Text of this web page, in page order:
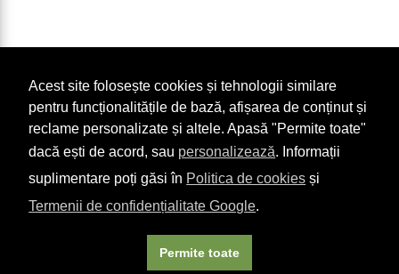
Acest site folosește cookies și tehnologii similare
pentru funcționalitățile de bază, afișarea de conținut și
reclame personalizate și altele. Apasă "Permite toate"
dacă ești de acord, sau personalizează. Informații
suplimentare poți găsi în Politica de cookies și
Termenii de confidențialitate Google.
Permite toate